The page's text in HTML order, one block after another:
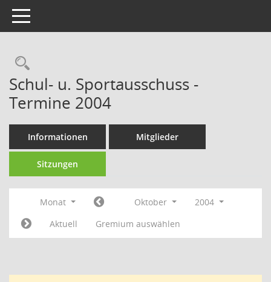
Toggle navigation
Rechercheauswahl
Schul- u. Sportausschuss -
Termine 2004
Informationen Mitglieder
Sitzungen
Monat Oktober
2004
Aktuell
Gremium auswählen